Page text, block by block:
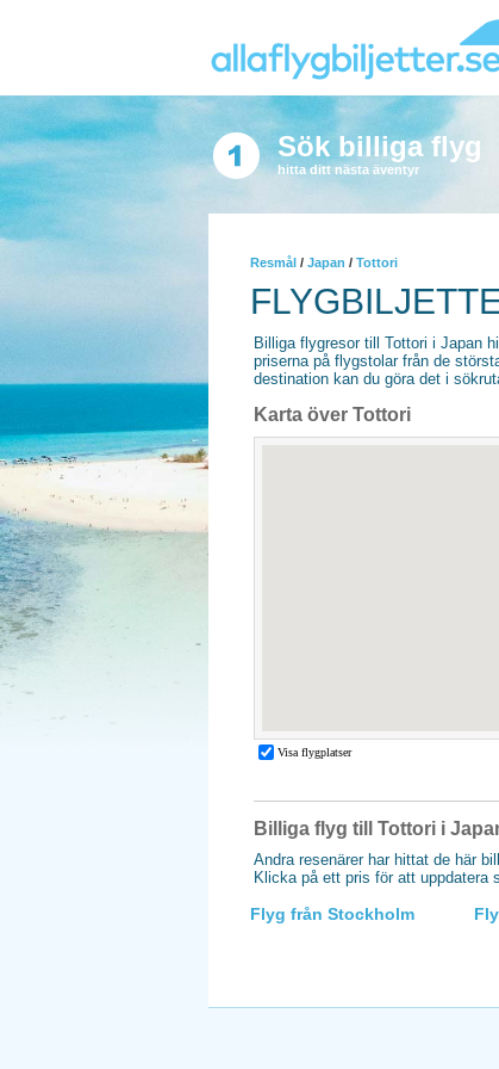
Sök billiga flyg
hitta ditt nästa äventyr
Resmål / Japan / Tottori
Billiga flygresor till Tottori i Japan
priserna på flygstolar från de
destination kan du göra det i
Karta över Tottori
Billiga flyg till Tottori i
Andra resenärer har hittat de här
Klicka på ett pris för att uppdatera
Flyg från Stockholm